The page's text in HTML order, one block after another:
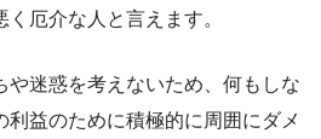
厄介な人と言えます。
や迷惑を考えないため、何もしな
利益のために積極的に周囲にダメ